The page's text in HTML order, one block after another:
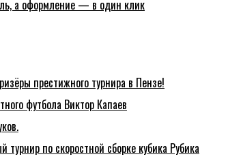
а оформление — в один клик
престижного турнира в Пензе!
футбола Виктор Капаев
турнир по скоростной сборке кубика Рубика